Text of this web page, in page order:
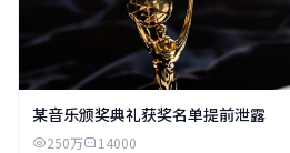
某音乐颁奖典礼获奖名单提前泄露
250万 14000